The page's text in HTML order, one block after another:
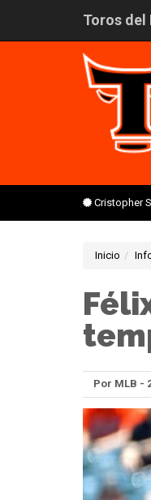
Toros del
Cristopher
Inicio
Por MLB -